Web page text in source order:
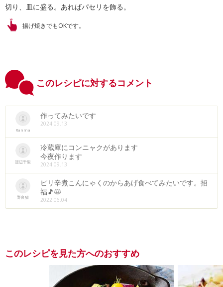
切り、皿に盛る。あればパセリを飾る。
揚げ焼きでもOKです。
このレシピに対するコメント
Ranma
作ってみたいです
2024.09.13
渡辺千里
冷蔵庫にコンニャクがあります
今夜作ります
2024.09.13
野良猫
ピリ辛煮こんにゃくのからあげ食べてみたいです。招
福🎵😺
2022.06.04
このレシピを見た方へのおすすめ